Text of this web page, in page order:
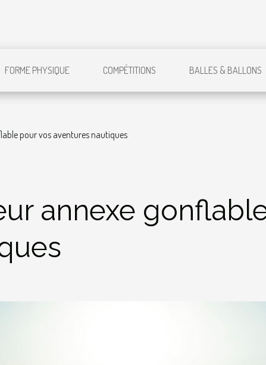
FORME PHYSIQUE COMPÉTITIONS BALLES & BALLONS
pour vos aventures nautiques
annexe